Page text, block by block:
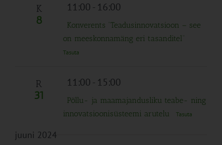
K
8
11:00- 16:00
Konverents “Teadusinnovatsioon – see
on meeskonnamäng eri tasanditel”
Tasuta
R
31
11:00- 15:00
Põllu- ja maamajandusliku teabe- ning
innovatsioonisüsteemi arutelu
Tasuta
juuni 2024